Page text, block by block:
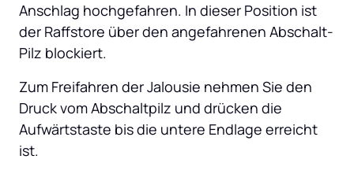
Anschlag hochgefahren. In dieser Position ist
der Raffstore über den angefahrenen Abschalt-
Pilz blockiert.
Zum Freifahren der Jalousie nehmen Sie den
Druck vom Abschaltpilz und drücken die
Aufwärtstaste bis die untere Endlage erreicht
ist.